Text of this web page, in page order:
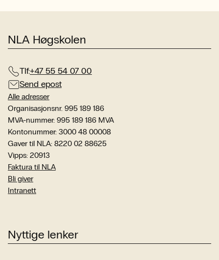
NLA Høgskolen
Tlf:+47 55 54 07 00
Send epost
Alle adresser
Organisasjonsnr. 995 189 186
MVA-nummer: 995 189 186 MVA
Kontonummer: 3000 48 00008
Gaver til NLA: 8220 02 88625
Vipps: 20913
Faktura til NLA
Bli giver
Intranett
Nyttige lenker